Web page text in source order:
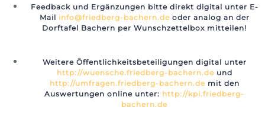
zurzeit nicht. Versuche es später noch einmal.
Feedback und Ergänzungen bitte direkt digital unter E-
Mail info@friedberg-bachern.deoder analog an der
Dorftafel Bachern per Wunschzettelbox mitteilen!
Weitere Öffentlichkeitsbeteiligungen digital unter
http://wuensche.friedberg-bachern.deund
http://umfragen.friedberg-bachern.de mit den
Auswertungen online unter: http://kpi.friedberg-
bachern.de